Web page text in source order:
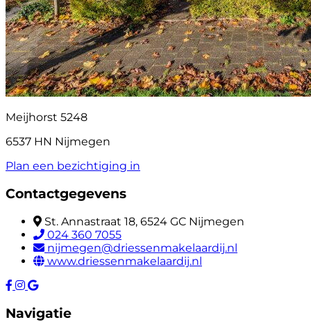
Meijhorst 5248
6537 HN Nijmegen
Plan een bezichtiging in
Contactgegevens
St. Annastraat 18, 6524 GC Nijmegen
024 360 7055
nijmegen@driessenmakelaardij.nl
www.driessenmakelaardij.nl
Navigatie